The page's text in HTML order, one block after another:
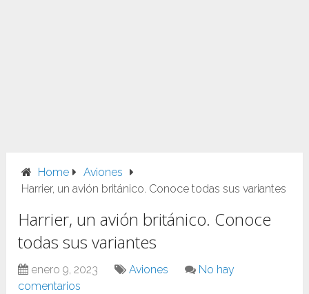
Home
Aviones
Harrier, un avión británico. Conoce todas sus variantes
Harrier, un avión británico. Conoce
todas sus variantes
enero 9, 2023 Aviones
No hay
comentarios